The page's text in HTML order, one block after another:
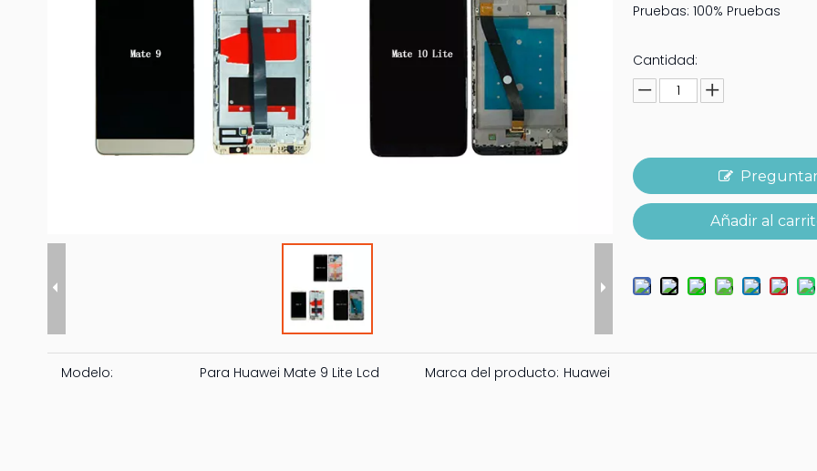
Pruebas: 100% Pruebas
Cantidad:
Añadir al
Modelo: Para Huawei Mate 9 Lite Lcd Marca del producto: Huawei